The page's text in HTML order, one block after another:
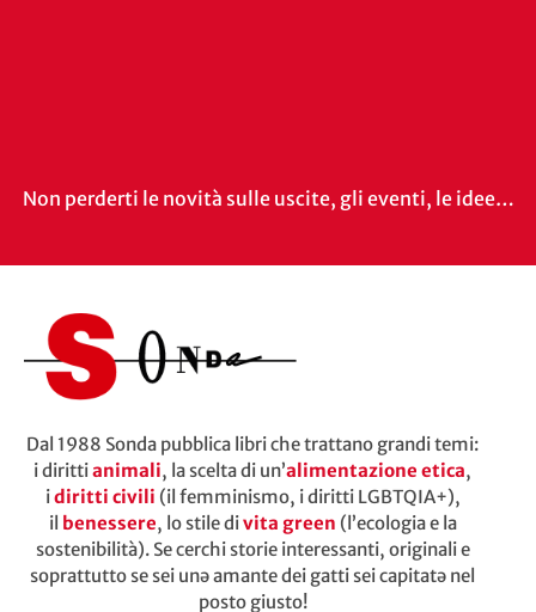
Non perderti le novità sulle uscite, gli eventi, le idee…
Dal 1988 Sonda pubblica libri che trattano grandi temi:
i dirittianimali, la scelta di un’alimentazione etica,
idiritti civili (il femminismo, i diritti LGBTQIA+),
il benessere, lo stile divita green (l’ecologia e la
sostenibilità). Se cerchi storie interessanti, originali e
soprattutto se sei unə amante dei gatti sei capitatə nel
posto giusto!